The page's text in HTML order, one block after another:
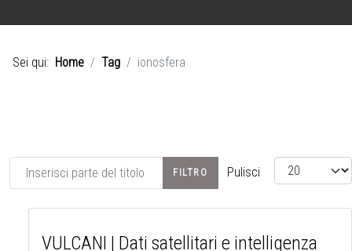
Sei qui: Home Tag ionosfera
Inserisci parte del titolo FILTRO Pulisci Visualizza #
VULCANI | Dati satellitari e intelligenza